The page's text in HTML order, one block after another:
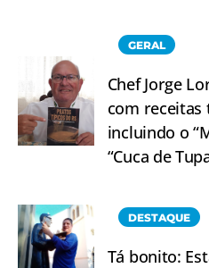
GERAL
Chef Jorge
com receitas
incluindo o
“Cuca de
DESTAQUE
Tá bonito: